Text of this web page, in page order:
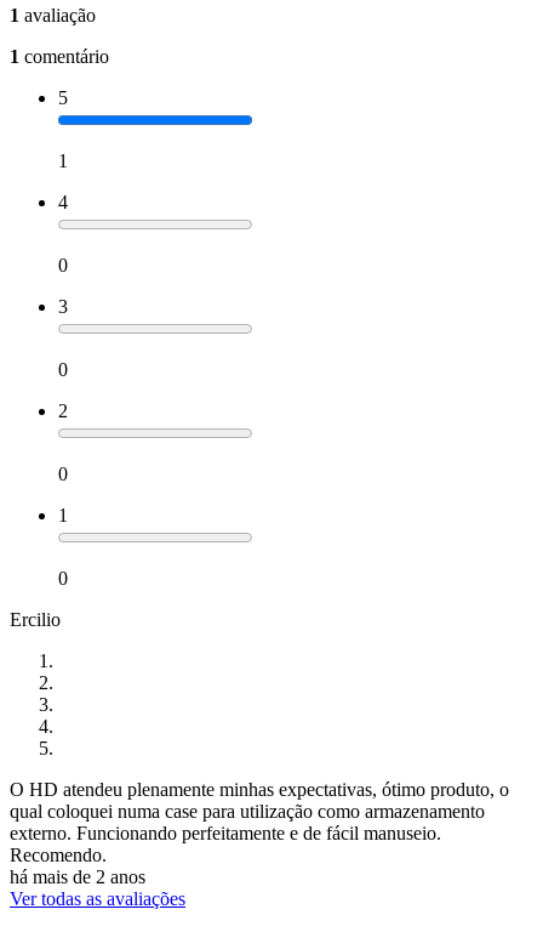
1 avaliação
1 comentário
5
1
4
0
3
0
2
0
1
0
Ercilio
O HD atendeu plenamente minhas expectativas, ótimo produto, o
qual coloquei numa case para utilização como armazenamento
externo. Funcionando perfeitamente e de fácil manuseio.
Recomendo.
há mais de 2 anos
Ver todas as avaliações